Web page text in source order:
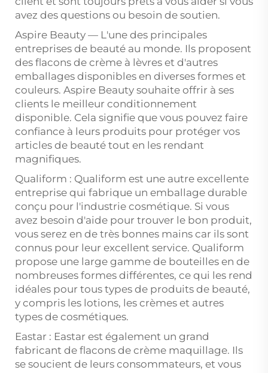
avez des questions ou besoin de soutien.
Aspire Beauty — L'une des principales
entreprises de beauté au monde. Ils proposent
des flacons de crème à lèvres et d'autres
emballages disponibles en diverses formes et
couleurs. Aspire Beauty souhaite offrir à ses
clients le meilleur conditionnement
disponible. Cela signifie que vous pouvez faire
confiance à leurs produits pour protéger vos
articles de beauté tout en les rendant
magnifiques.
Qualiform : Qualiform est une autre excellente
entreprise qui fabrique un emballage durable
conçu pour l'industrie cosmétique. Si vous
avez besoin d'aide pour trouver le bon produit,
vous serez en de très bonnes mains car ils sont
connus pour leur excellent service. Qualiform
propose une large gamme de bouteilles en de
nombreuses formes différentes, ce qui les rend
idéales pour tous types de produits de beauté,
y compris les lotions, les crèmes et autres
types de cosmétiques.
Eastar : Eastar est également un grand
fabricant de flacons de crème maquillage. Ils
se soucient de leurs consommateurs, et vous